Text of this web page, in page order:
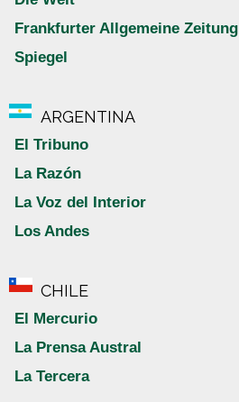
Frankfurter Allgemeine Zeitung
Spiegel
ARGENTINA
El Tribuno
La Razón
La Voz del Interior
Los Andes
CHILE
El Mercurio
La Prensa Austral
La Tercera